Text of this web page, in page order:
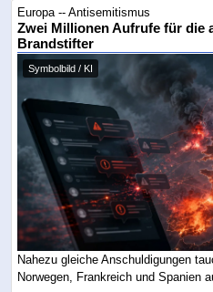
Europa -- Antisemitismus
Zwei Millionen Aufrufe für die
Brandstifter
Symbolbild / KI
Nahezu gleiche Anschuldigungen
Norwegen, Frankreich und Spanien